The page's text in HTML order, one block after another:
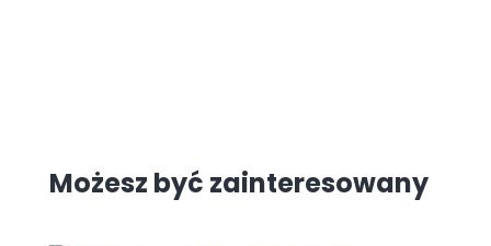
Możesz być zainteresowany